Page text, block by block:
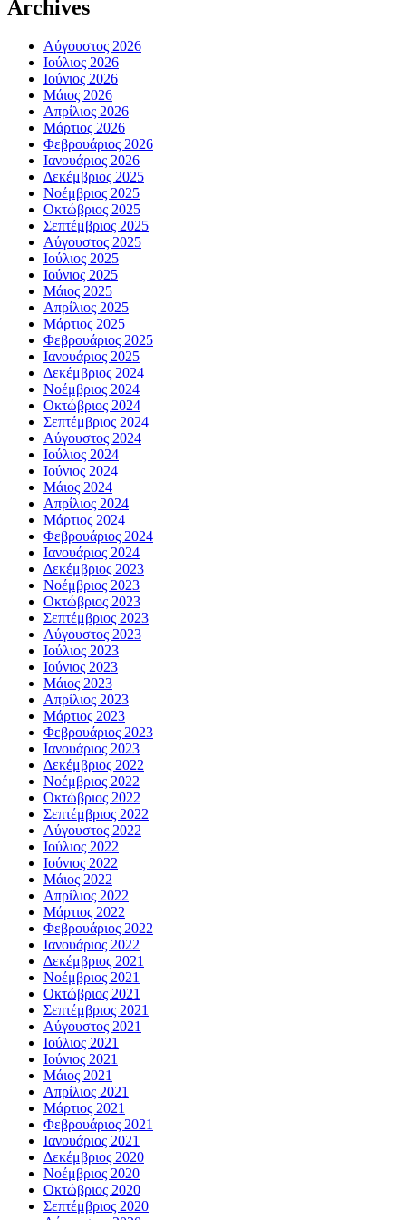
Archives
Αύγουστος 2026
Ιούλιος 2026
Ιούνιος 2026
Μάιος 2026
Απρίλιος 2026
Μάρτιος 2026
Φεβρουάριος 2026
Ιανουάριος 2026
Δεκέμβριος 2025
Νοέμβριος 2025
Οκτώβριος 2025
Σεπτέμβριος 2025
Αύγουστος 2025
Ιούλιος 2025
Ιούνιος 2025
Μάιος 2025
Απρίλιος 2025
Μάρτιος 2025
Φεβρουάριος 2025
Ιανουάριος 2025
Δεκέμβριος 2024
Νοέμβριος 2024
Οκτώβριος 2024
Σεπτέμβριος 2024
Αύγουστος 2024
Ιούλιος 2024
Ιούνιος 2024
Μάιος 2024
Απρίλιος 2024
Μάρτιος 2024
Φεβρουάριος 2024
Ιανουάριος 2024
Δεκέμβριος 2023
Νοέμβριος 2023
Οκτώβριος 2023
Σεπτέμβριος 2023
Αύγουστος 2023
Ιούλιος 2023
Ιούνιος 2023
Μάιος 2023
Απρίλιος 2023
Μάρτιος 2023
Φεβρουάριος 2023
Ιανουάριος 2023
Δεκέμβριος 2022
Νοέμβριος 2022
Οκτώβριος 2022
Σεπτέμβριος 2022
Αύγουστος 2022
Ιούλιος 2022
Ιούνιος 2022
Μάιος 2022
Απρίλιος 2022
Μάρτιος 2022
Φεβρουάριος 2022
Ιανουάριος 2022
Δεκέμβριος 2021
Νοέμβριος 2021
Οκτώβριος 2021
Σεπτέμβριος 2021
Αύγουστος 2021
Ιούλιος 2021
Ιούνιος 2021
Μάιος 2021
Απρίλιος 2021
Μάρτιος 2021
Φεβρουάριος 2021
Ιανουάριος 2021
Δεκέμβριος 2020
Νοέμβριος 2020
Οκτώβριος 2020
Σεπτέμβριος 2020